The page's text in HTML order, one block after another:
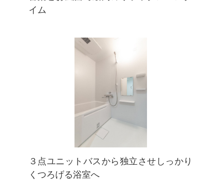
イム
３点ユニットバスから独立させしっかり
くつろげる浴室へ